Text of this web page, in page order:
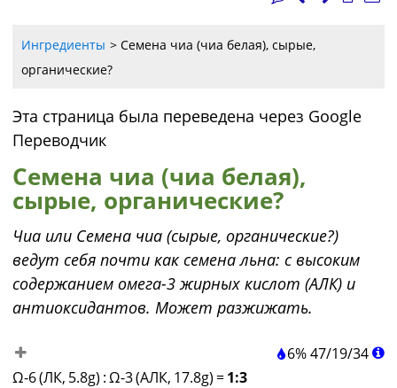
Ингредиенты
Семена чиа (чиа белая), сырые,
органические?
Эта страница была переведена через Google
Переводчик
Семена чиа (чиа белая),
сырые, органические?
Чиа или Семена чиа (сырые, органические?)
ведут себя почти как семена льна: с высоким
содержанием омега-3 жирных кислот (АЛК) и
антиоксидантов. Может разжижать.
6%47/19/34
Ω-6 (ЛК, 5.8g) :Ω-3 (АЛК, 17.8g) =1:3